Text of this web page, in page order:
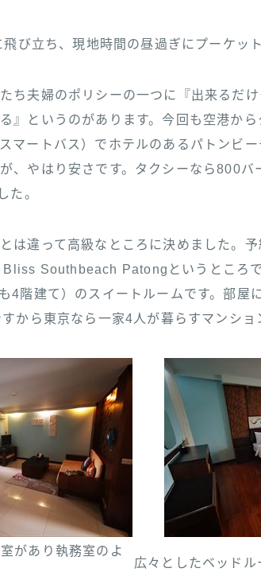
び立ち、現地時間の昼過ぎにプーケッ
ち夫婦のポリシーの一つに『出来るだ
』というのがあります。今回も空港か
マートバス）でホテルのあるパトンビ
、やはり安さです。タクシーなら800バ
た。
は違って高級なところに決めました。
Bliss Southbeach Patongというところ
4階建て）のスイートルームです。部屋
から東京なら一家4人が暮らすマンショ
があり執務室のよ
広々としたベッドル